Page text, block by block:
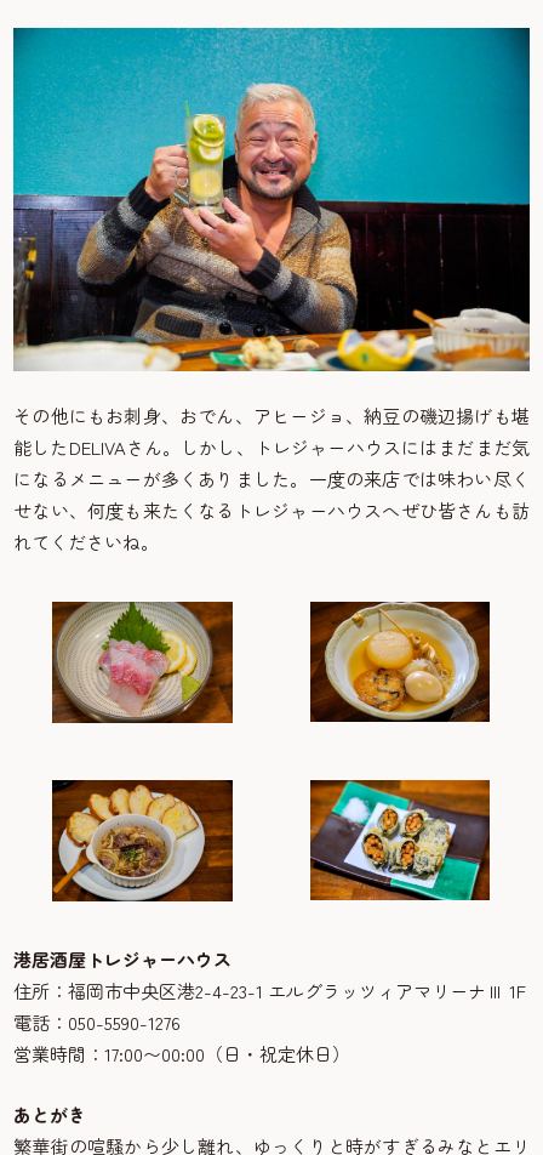
その他にもお刺身、おでん、アヒージョ、納豆の磯辺揚げも堪
能したDELIVAさん。しかし、トレジャーハウスにはまだまだ気
になるメニューが多くありました。一度の来店では味わい尽く
せない、何度も来たくなるトレジャーハウスへぜひ皆さんも訪
れてくださいね。
港居酒屋トレジャーハウス
住所：福岡市中央区港2-4-23-1 エルグラッツィアマリーナⅢ 1F
電話：050-5590-1276
営業時間：17:00〜00:00（日・祝定休日）
あとがき
繁華街の喧騒から少し離れ、ゆっくりと時がすぎるみなとエリ